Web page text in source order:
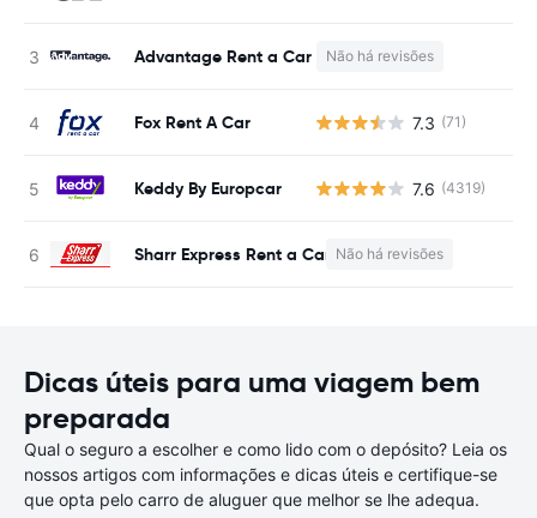
Advantage Rent a Car Não há revisões
Fox Rent A Car 7.3 (71)
Keddy By Europcar 7.6 (4319)
Sharr Express Rent a Car Não há revisões
Dicas úteis para uma viagem bem
preparada
Qual o seguro a escolher e como lido com o depósito? Leia os
nossos artigos com informações e dicas úteis e certifique-se
que opta pelo carro de aluguer que melhor se lhe adequa.